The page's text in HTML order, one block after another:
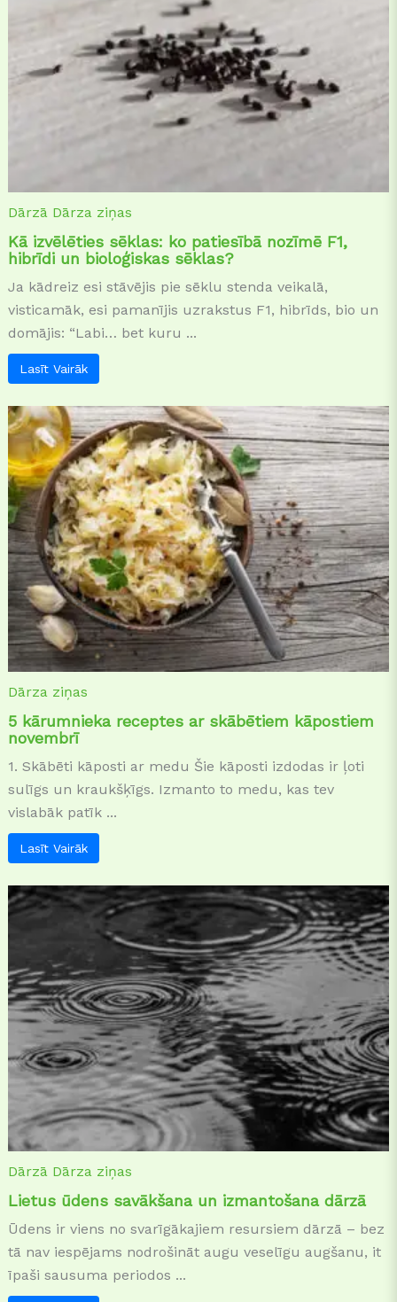
Dārzā Dārza ziņas
Kā izvēlēties sēklas: ko patiesībā nozīmē F1,
hibrīdi un bioloģiskas sēklas?
Ja kādreiz esi stāvējis pie sēklu stenda veikalā,
visticamāk, esi pamanījis uzrakstus F1, hibrīds, bio un
domājis: “Labi… bet kuru ...
Lasīt Vairāk
Dārza ziņas
5 kārumnieka receptes ar skābētiem kāpostiem
novembrī
1. Skābēti kāposti ar medu Šie kāposti izdodas ir ļoti
sulīgs un kraukšķīgs. Izmanto to medu, kas tev
vislabāk patīk ...
Lasīt Vairāk
Dārzā Dārza ziņas
Lietus ūdens savākšana un izmantošana dārzā
Ūdens ir viens no svarīgākajiem resursiem dārzā – bez
tā nav iespējams nodrošināt augu veselīgu augšanu, it
īpaši sausuma periodos ...